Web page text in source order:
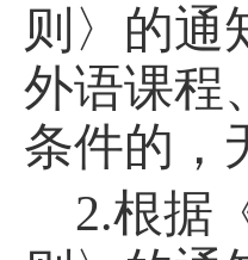
则 〉 的通
外语课程
条件的，
2.根据